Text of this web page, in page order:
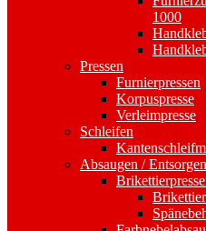
1000
Pressen
Furnierpressen
Korpuspresse
Verleimpresse
Schleifen
Absaugen /